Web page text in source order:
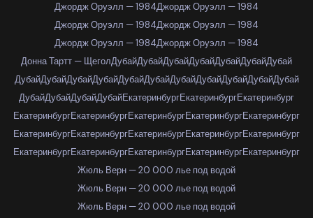
Джордж Оруэлл — 1984Джордж Оруэлл — 1984
Джордж Оруэлл — 1984Джордж Оруэлл — 1984
Джордж Оруэлл — 1984Джордж Оруэлл — 1984
Донна Тартт — ЩеголДубайДубайДубайДубайДубайДубайДубай
ДубайДубайДубайДубайДубайДубайДубайДубайДубайДубайДубай
ДубайДубайДубайДубайЕкатеринбургЕкатеринбургЕкатеринбург
ЕкатеринбургЕкатеринбургЕкатеринбургЕкатеринбургЕкатеринбург
ЕкатеринбургЕкатеринбургЕкатеринбургЕкатеринбургЕкатеринбург
ЕкатеринбургЕкатеринбургЕкатеринбургЕкатеринбургЕкатеринбург
Жюль Верн — 20 000 лье под водой
Жюль Верн — 20 000 лье под водой
Жюль Верн — 20 000 лье под водой